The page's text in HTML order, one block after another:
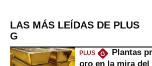
LAS MÁS LEÍDAS DE PLUS
G
PLUS G
Plantas
oro en la mira